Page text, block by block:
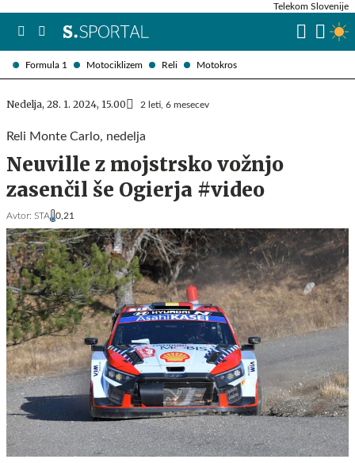
Formula 1 Motociklizem Reli Motokros
Telekom Slovenije
Nedelja, 28. 1. 2024, 15.00 2 leti, 6 mesecev
Reli Monte Carlo, nedelja
Neuville z mojstrsko vožnjo
zasenčil še Ogierja #video
Avtor: STA 0,21